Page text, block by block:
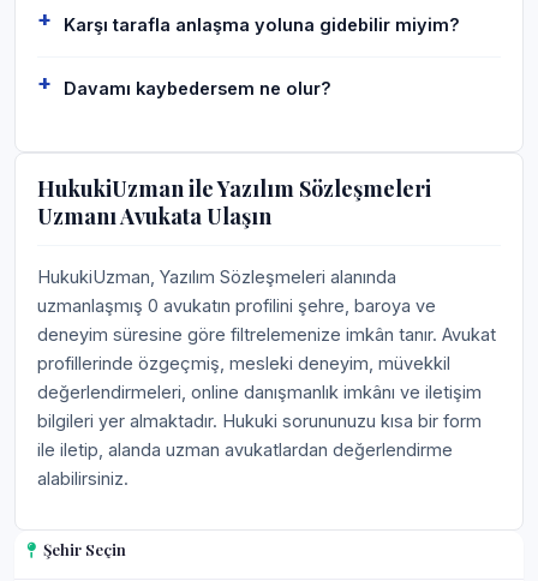
Şehir Seçin
Karşı tarafla anlaşma yoluna gidebilir miyim?
Davamı kaybedersem ne olur?
HukukiUzman ile Yazılım Sözleşmeleri
Uzmanı Avukata Ulaşın
HukukiUzman, Yazılım Sözleşmeleri alanında
uzmanlaşmış 0 avukatın profilini şehre, baroya ve
deneyim süresine göre filtrelemenize imkân tanır. Avukat
profillerinde özgeçmiş, mesleki deneyim, müvekkil
değerlendirmeleri, online danışmanlık imkânı ve iletişim
bilgileri yer almaktadır. Hukuki sorununuzu kısa bir form
ile iletip, alanda uzman avukatlardan değerlendirme
alabilirsiniz.